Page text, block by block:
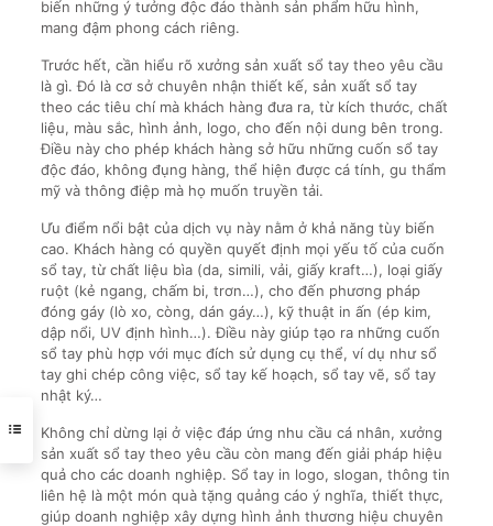
biến những ý tưởng độc đáo thành sản phẩm hữu hình,
mang đậm phong cách riêng.
Trước hết, cần hiểu rõ xưởng sản xuất sổ tay theo yêu cầu
là gì. Đó là cơ sở chuyên nhận thiết kế, sản xuất sổ tay
theo các tiêu chí mà khách hàng đưa ra, từ kích thước, chất
liệu, màu sắc, hình ảnh, logo, cho đến nội dung bên trong.
Điều này cho phép khách hàng sở hữu những cuốn sổ tay
độc đáo, không đụng hàng, thể hiện được cá tính, gu thẩm
mỹ và thông điệp mà họ muốn truyền tải.
Ưu điểm nổi bật của dịch vụ này nằm ở khả năng tùy biến
cao. Khách hàng có quyền quyết định mọi yếu tố của cuốn
sổ tay, từ chất liệu bìa (da, simili, vải, giấy kraft…), loại giấy
ruột (kẻ ngang, chấm bi, trơn…), cho đến phương pháp
đóng gáy (lò xo, còng, dán gáy…), kỹ thuật in ấn (ép kim,
dập nổi, UV định hình…). Điều này giúp tạo ra những cuốn
sổ tay phù hợp với mục đích sử dụng cụ thể, ví dụ như sổ
tay ghi chép công việc, sổ tay kế hoạch, sổ tay vẽ, sổ tay
nhật ký…
Không chỉ dừng lại ở việc đáp ứng nhu cầu cá nhân, xưởng
sản xuất sổ tay theo yêu cầu còn mang đến giải pháp hiệu
quả cho các doanh nghiệp. Sổ tay in logo, slogan, thông tin
liên hệ là một món quà tặng quảng cáo ý nghĩa, thiết thực,
giúp doanh nghiệp xây dựng hình ảnh thương hiệu chuyên